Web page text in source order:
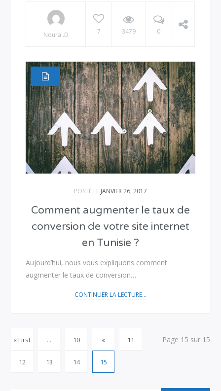
Noura .D 7 3479 0
POSTÉ LE JANVIER 26, 2017
Comment augmenter le taux de
conversion de votre site internet
en Tunisie ?
Aujourd’hui, nous vous expliquons comment
augmenter le taux de conversion…
CONTINUER LA LECTURE...
Page 15 sur 15
« First ... 10 « 11
12 13 14 15